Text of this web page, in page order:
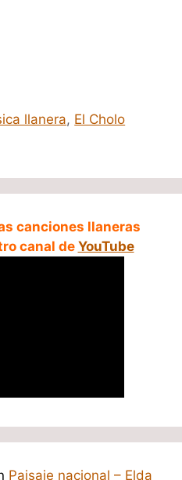
llanera, El Cholo
canciones llaneras
canal de YouTube
Paisaje nacional – Elda